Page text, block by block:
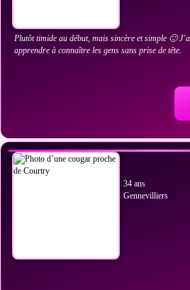
Plutôt timide au début, mais sincère et simple 🙂
apprendre à connaître les gens sans prise de tête.
34 ans
Gennevilliers